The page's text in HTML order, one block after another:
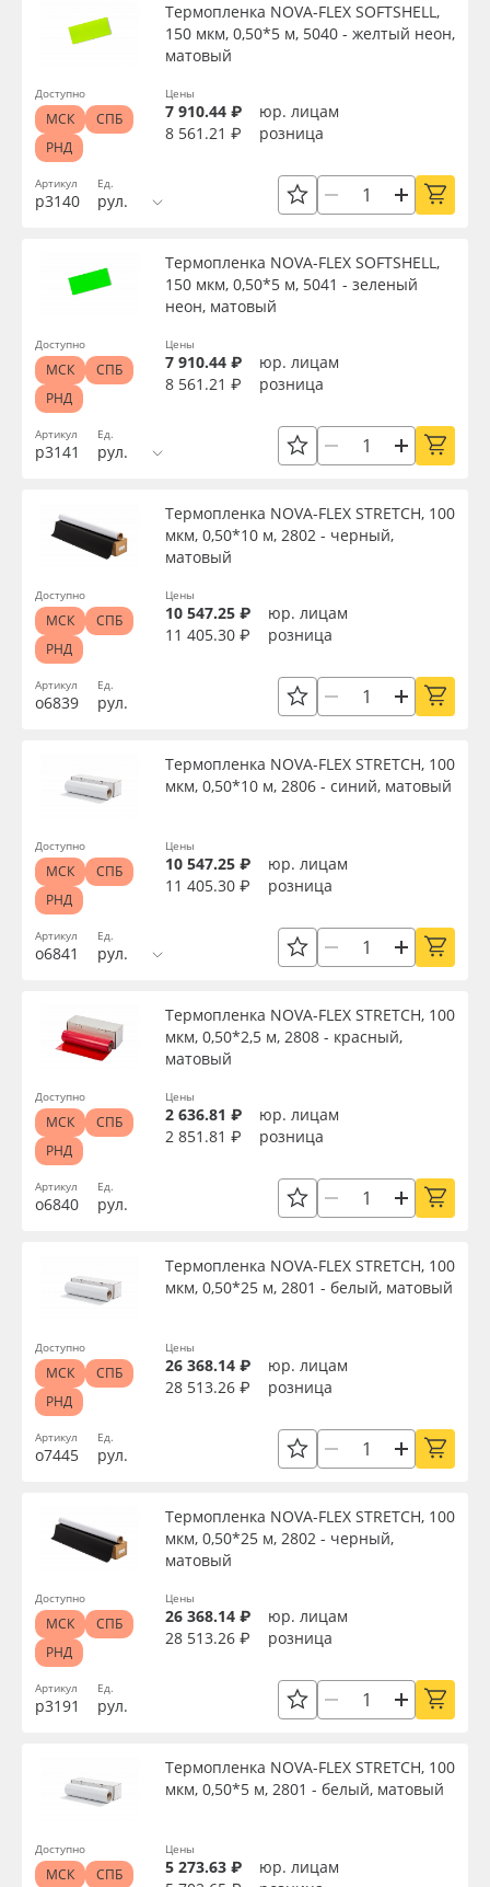
Назначение
Особые свойства
Применить
Сбросить фильтр
Артикул
р3140
Термопленка NOVA-FLEX SOFTSHELL,
150 мкм, 0,50*5 м, 5040 - желтый неон,
матовый
Ед.
рул.
Цены
7 910.44 ₽
юр. лицам
8 561.21 ₽
розница
Доступно
МСК
СПБ
РНД
Артикул
р3141
Термопленка NOVA-FLEX SOFTSHELL,
150 мкм, 0,50*5 м, 5041 - зеленый
неон, матовый
Ед.
рул.
Цены
7 910.44 ₽
юр. лицам
8 561.21 ₽
розница
Доступно
МСК
СПБ
РНД
Артикул
о6839
Термопленка NOVA-FLEX STRETCH, 100
мкм, 0,50*10 м, 2802 - черный,
матовый
Ед.
рул.
Цены
10 547.25 ₽
юр. лицам
11 405.30 ₽
розница
Доступно
МСК
СПБ
РНД
Артикул
о6841
Термопленка NOVA-FLEX STRETCH, 100
мкм, 0,50*10 м, 2806 - синий, матовый
Ед.
рул.
Цены
10 547.25 ₽
юр. лицам
11 405.30 ₽
розница
Доступно
МСК
СПБ
РНД
Артикул
о6840
Термопленка NOVA-FLEX STRETCH, 100
мкм, 0,50*2,5 м, 2808 - красный,
матовый
Ед.
рул.
Цены
2 636.81 ₽
юр. лицам
2 851.81 ₽
розница
Доступно
МСК
СПБ
РНД
Артикул
о7445
Термопленка NOVA-FLEX STRETCH, 100
мкм, 0,50*25 м, 2801 - белый, матовый
Ед.
рул.
Цены
26 368.14 ₽
юр. лицам
28 513.26 ₽
розница
Доступно
МСК
СПБ
РНД
Артикул
р3191
Термопленка NOVA-FLEX STRETCH, 100
мкм, 0,50*25 м, 2802 - черный,
матовый
Ед.
рул.
Цены
26 368.14 ₽
юр. лицам
28 513.26 ₽
розница
Доступно
МСК
СПБ
РНД
Термопленка NOVA-FLEX STRETCH, 100
мкм, 0,50*5 м, 2801 - белый, матовый
Цены
5 273.63 ₽
юр. лицам
Доступно
МСК СПБ